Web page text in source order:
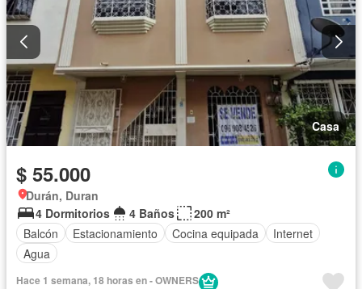
Casa
$ 55.000
Durán, Duran
4 Dormitorios
4 Baños
200 m²
Balcón
Estacionamiento Cocina equipada
Internet
Agua
Hace 1 semana, 18 horas en - OWNERS